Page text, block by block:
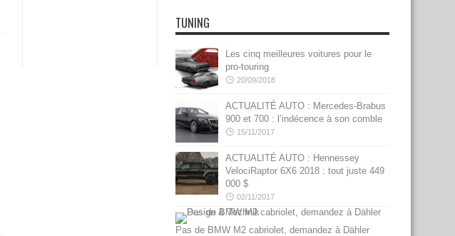
TUNING
Les cinq meilleures voitures pour le
pro-touring
20/09/2018
ACTUALITÉ AUTO : Mercedes-Brabus
900 et 700 : l’indécence à son comble
15/11/2017
ACTUALITÉ AUTO : Hennessey
VelociRaptor 6X6 2018 : tout juste 449
000 $
02/11/2017
Pas de BMW M2 cabriolet, demandez à Dähler